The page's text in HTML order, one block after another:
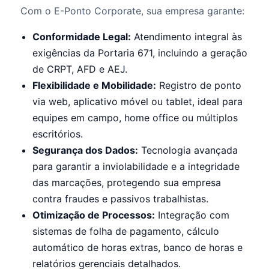
Com o E-Ponto Corporate, sua empresa garante:
Conformidade Legal: Atendimento integral às
exigências da Portaria 671, incluindo a geração
de CRPT, AFD e AEJ.
Flexibilidade e Mobilidade: Registro de ponto
via web, aplicativo móvel ou tablet, ideal para
equipes em campo, home office ou múltiplos
escritórios.
Segurança dos Dados: Tecnologia avançada
para garantir a inviolabilidade e a integridade
das marcações, protegendo sua empresa
contra fraudes e passivos trabalhistas.
Otimização de Processos: Integração com
sistemas de folha de pagamento, cálculo
automático de horas extras, banco de horas e
relatórios gerenciais detalhados.